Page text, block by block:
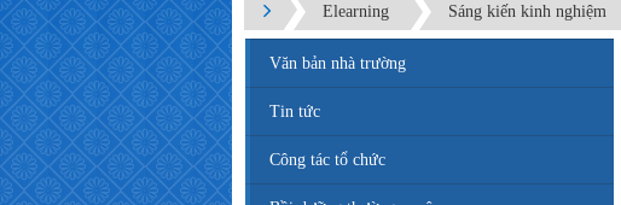
Elearning Sáng kiến kinh nghiệm
Văn bản nhà trường
Tin tức
Công tác tổ chức